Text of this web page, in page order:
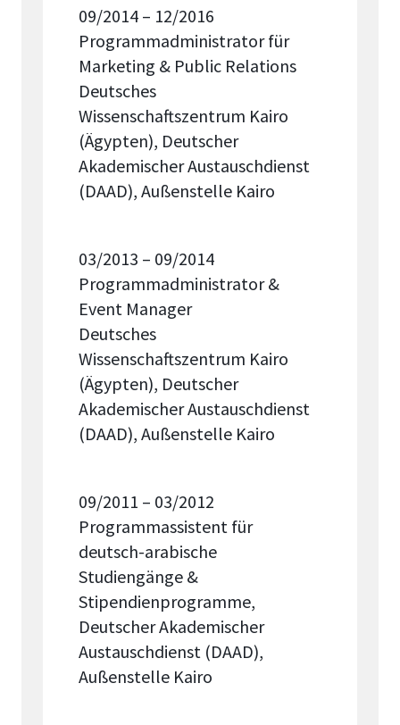
09/2014 – 12/2016
Programmadministrator für
Marketing & Public Relations
Deutsches
Wissenschaftszentrum Kairo
(Ägypten), Deutscher
Akademischer Austauschdienst
(DAAD), Außenstelle Kairo
03/2013 – 09/2014
Programmadministrator &
Event Manager
Deutsches
Wissenschaftszentrum Kairo
(Ägypten), Deutscher
Akademischer Austauschdienst
(DAAD), Außenstelle Kairo
09/2011 – 03/2012
Programmassistent für
deutsch-arabische
Studiengänge &
Stipendienprogramme,
Deutscher Akademischer
Austauschdienst (DAAD),
Außenstelle Kairo